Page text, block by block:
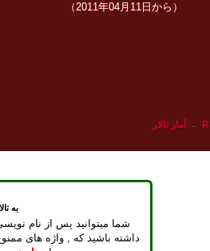
به
شما میتوانید پس از نام
داشته باشید که , واژه های
（2011年04月11日から）
- آمار تالار